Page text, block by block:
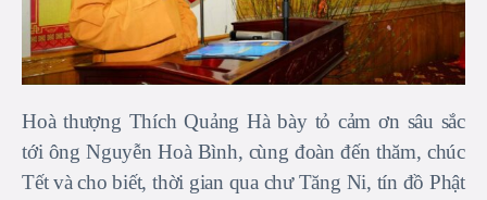
Hoà thượng Thích Quảng Hà bày tỏ cảm ơn sâu sắc
tới ông Nguyễn Hoà Bình, cùng đoàn đến thăm, chúc
Tết và cho biết, thời gian qua chư Tăng Ni, tín đồ Phật